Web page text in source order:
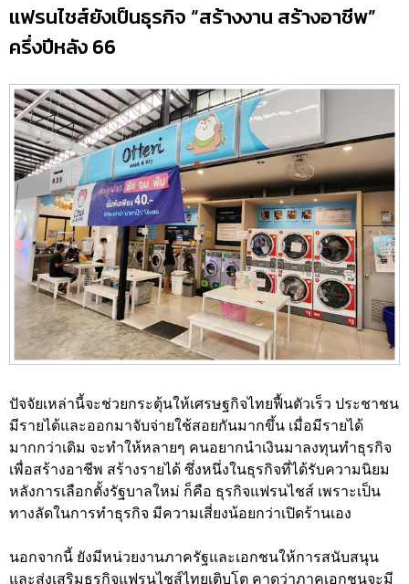
แฟรนไชส์ยังเป็นธุรกิจ “สร้างงาน สร้างอาชีพ”
ครึ่งปีหลัง 66
ปัจจัยเหล่านี้จะช่วยกระตุ้นให้เศรษฐกิจไทยฟื้นตัวเร็ว ประชาชน
มีรายได้และออกมาจับจ่ายใช้สอยกันมากขึ้น เมื่อมีรายได้
มากกว่าเดิม จะทำให้หลายๆ คนอยากนำเงินมาลงทุนทำธุรกิจ
เพื่อสร้างอาชีพ สร้างรายได้ ซึ่งหนึ่งในธุรกิจที่ได้รับความนิยม
หลังการเลือกตั้งรัฐบาลใหม่ ก็คือ ธุรกิจแฟรนไชส์ เพราะเป็น
ทางลัดในการทำธุรกิจ มีความเสี่ยงน้อยกว่าเปิดร้านเอง
นอกจากนี้ ยังมีหน่วยงานภาครัฐและเอกชนให้การสนับสนุน
และส่งเสริมธุรกิจแฟรนไชส์ไทยเติบโต คาดว่าภาคเอกชนจะมี